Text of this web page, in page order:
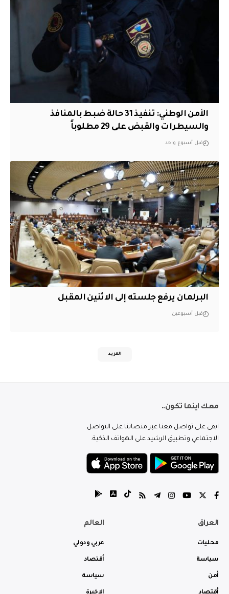
الأمن الوطني: تنفيذ 31 حالة ضبط بالمنافذ
والسيطرات والقبض على 29 مطلوباً
قبل أسبوع واحد
البرلمان يرفع جلسته إلى الاثنين المقبل
قبل أسبوعين
المزيد
معك اينما تكون..
ابقى على تواصل معنا عبر منصاتنا على التواصل
الاجتماعي وتطبيق الرشيد على الهواتف الذكية.
العراق
محليات
سياسة
أمن
العالم
عربي ودولي
أقتصاد
سياسة